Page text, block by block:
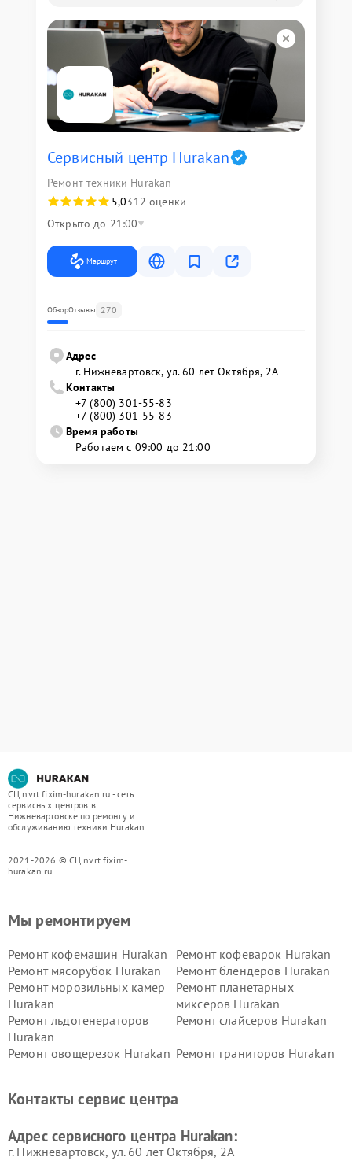
Сервисный центр Hurakan
Ремонт техники Hurakan
5,0312 оценки
Открыто до 21:00
Маршрут
ОбзорОтзывы 270
Адрес
г. Нижневартовск, ул. 60 лет Октября, 2А
Контакты
+7 (800) 301-55-83
+7 (800) 301-55-83
Время работы
Работаем с 09:00 до 21:00
СЦ nvrt.fixim-hurakan.ru - сеть
сервисных центров в
Нижневартовске по ремонту и
обслуживанию техники Hurakan
2021-2026 © СЦ nvrt.fixim-
hurakan.ru
Мы ремонтируем
Ремонт кофемашин Hurakan
Ремонт кофеварок Hurakan
Ремонт мясорубок Hurakan
Ремонт блендеров Hurakan
Ремонт морозильных камер
Hurakan
Ремонт планетарных
миксеров Hurakan
Ремонт льдогенераторов
Hurakan
Ремонт слайсеров Hurakan
Ремонт овощерезок Hurakan Ремонт граниторов Hurakan
Hurakan
Контакты сервис центра
Адрес сервисного центра Hurakan:
г. Нижневартовск, ул. 60 лет Октября, 2А